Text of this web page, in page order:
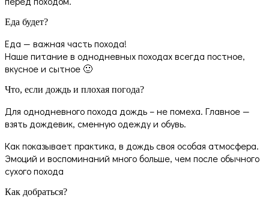
Еда будет?
Еда — важная часть похода!
Наше питание в однодневных походах всегда постное,
вкусное и сытное 🙂
Что, если дождь и плохая погода?
Для однодневного похода дождь – не помеха. Главное —
взять дождевик, сменную одежду и обувь.
Как показывает практика, в дождь своя особая атмосфера.
Эмоций и воспоминаний много больше, чем после обычного
сухого похода
Как добраться?